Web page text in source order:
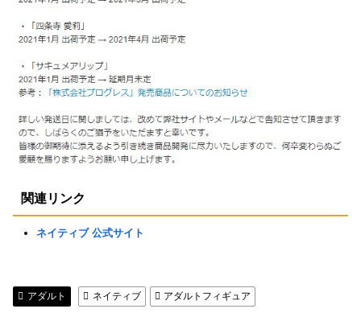
関連リンク
ネイティブ 公式サイト
アダルト ネイティブ アダルトフィギュア